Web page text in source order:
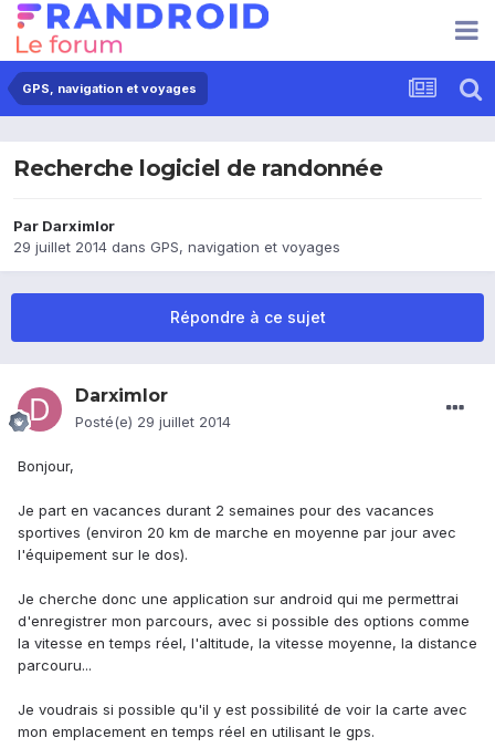
GPS, navigation et voyages
Recherche logiciel de randonnée
Par Darximlor
29 juillet 2014 dans GPS, navigation et voyages
Répondre à ce sujet
Darximlor
Posté(e) 29 juillet 2014
Bonjour,
Je part en vacances durant 2 semaines pour des vacances
sportives (environ 20 km de marche en moyenne par jour avec
l'équipement sur le dos).
Je cherche donc une application sur android qui me permettrai
d'enregistrer mon parcours, avec si possible des options comme
la vitesse en temps réel, l'altitude, la vitesse moyenne, la distance
parcouru...
Je voudrais si possible qu'il y est possibilité de voir la carte avec
mon emplacement en temps réel en utilisant le gps.